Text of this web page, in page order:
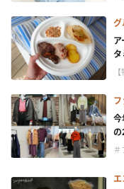
グ
の
＃
エ